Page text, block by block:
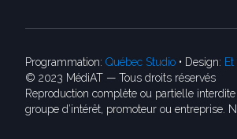
Programmation: Québec Studio • Design:
© 2023 MédiAT — Tous droits réservés
Reproduction complète ou partielle
groupe d’intérêt, promoteur ou entreprise.